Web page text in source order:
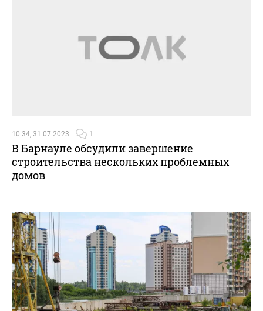
10:34, 31.07.2023 1
В Барнауле обсудили завершение
строительства нескольких проблемных
домов